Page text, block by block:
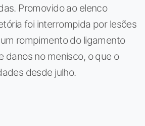
Promovido ao elenco
foi interrompida por lesões
rompimento do ligamento
danos no menisco, o que o
desde julho.